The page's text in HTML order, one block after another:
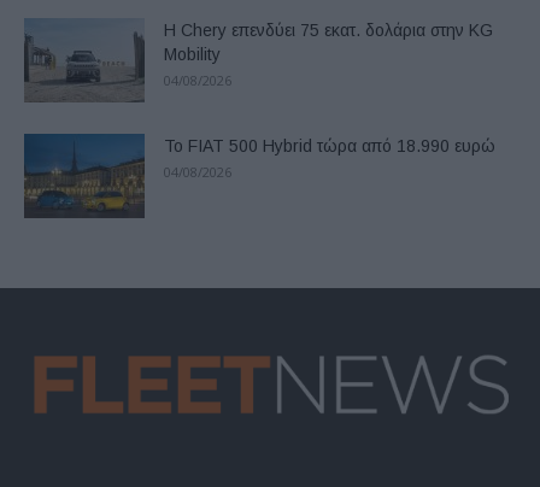
Η Chery επενδύει 75 εκατ. δολάρια στην KG
Mobility
04/08/2026
Το FIAT 500 Hybrid τώρα από 18.990 ευρώ
04/08/2026